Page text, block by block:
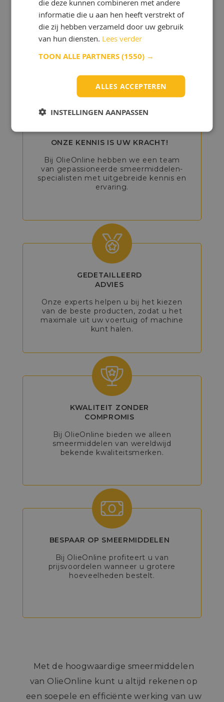
van OlieOnline!
Wilt u olie kopen bij OlieOnline?
Dan profiteert u van veel
ONZE KENNIS IS UW KRACHT!
Bij OlieOnline hebben we een team
van gepassioneerde smeermiddelen-
specialisten met uitgebreide kennis en
ervaring.
GEDETAILLEERD
ADVIES
Onze experts helpen u bij het kiezen
van de beste producten, zodat u het
maximale uit uw voertuig of machine
kunt halen.
KWALITEIT ZONDER
COMPROMIS
Bij OlieOnline bieden we alleen
smeermiddelen van wereldwijd
bekende kwaliteitsmerken.
BESPAAR OP SMEERMIDDELEN
Bij OlieOnline profiteert u van
prijsvoordelen wanneer u grotere
hoeveelheden bestelt.
Met de hoogwaardige smeermiddelen
van OlieOnline kunt u altijd rekenen op
een soepele en efficiënte werking van uw
die deze kunnen combineren met andere
informatie die u aan hen heeft verstrekt of
die zij hebben verzameld door uw gebruik
van hun diensten. Lees verder
TOON ALLE PARTNERS(1550) →
ALLES ACCEPTEREN
INSTELLINGEN AANPASSEN